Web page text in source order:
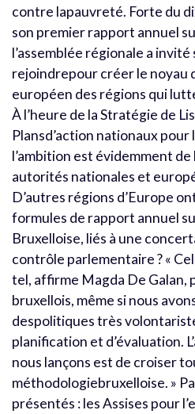
contre lapauvreté. Forte du
son premier rapport annuel
l’assemblée régionale a invité
rejoindrepour créer le noyau
européen des régions qui
À l’heure de la Stratégie de
Plansd’action nationaux pour
l’ambition est évidemment
autorités nationales et
D’autres régions d’Europe
formules de rapport annuel
Bruxelloise, liés à une
contrôle parlementaire ? «
tel, affirme Magda De Galan,
bruxellois, même si nous
despolitiques très
planification et d’évaluation.
nous lançons est de croiser
méthodologiebruxelloise. »
présentés : les Assises pour